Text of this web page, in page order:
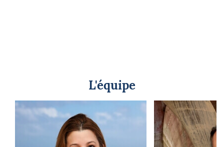
L'équipe